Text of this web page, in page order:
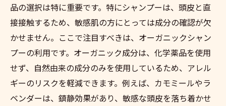
品の選択は特に重要です。特にシャンプーは、頭皮と直
接接触するため、敏感肌の方にとっては成分の確認が欠
かせません。ここで注目すべきは、オーガニックシャン
プーの利用です。オーガニック成分は、化学薬品を使用
せず、自然由来の成分のみを使用しているため、アレル
ギーのリスクを軽減できます。例えば、カモミールやラ
ベンダーは、鎮静効果があり、敏感な頭皮を落ち着かせ